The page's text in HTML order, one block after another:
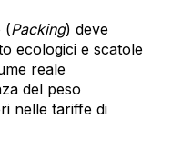
(Packing) deve
ecologici e scatole
reale
del peso
nelle tariffe di